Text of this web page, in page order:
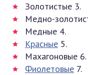
Золотистые 3.
Медно-
Медные 4.
Красные 5.
Махагоновые 6.
Фиолетовые 7.